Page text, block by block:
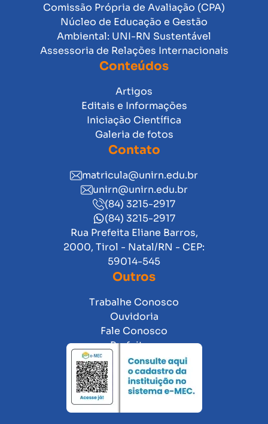
Comissão Própria de Avaliação (CPA)
Núcleo de Educação e Gestão
Ambiental: UNI-RN Sustentável
Assessoria de Relações Internacionais
Conteúdos
Artigos
Editais e Informações
Iniciação Científica
Galeria de fotos
Contato
matricula@unirn.edu.br
unirn@unirn.edu.br
(84) 3215-2917
(84) 3215-2917
Rua Prefeita Eliane Barros,
2000, Tirol - Natal/RN - CEP:
59014-545
Outros
Trabalhe Conosco
Ouvidoria
Fale Conosco
Prefeitura